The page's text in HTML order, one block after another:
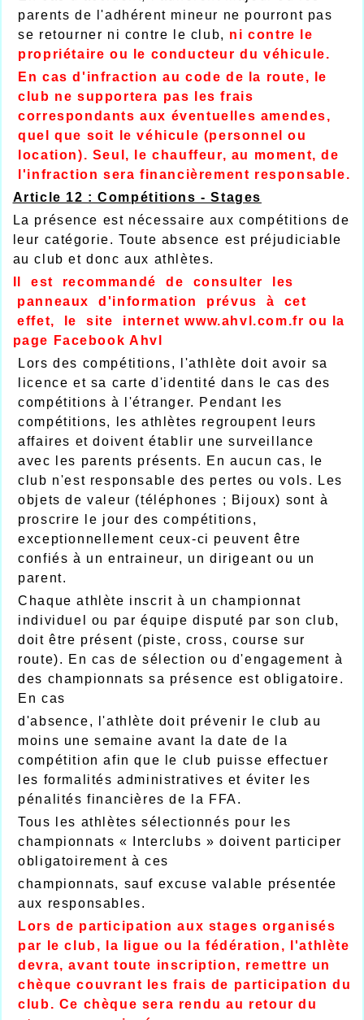
parents de l'adhérent mineur ne pourront pas
se retourner ni contre le club, ni contre le
propriétaire ou le conducteur du véhicule.
En cas d'infraction au code de la route, le
club ne supportera pas les frais
correspondants aux éventuelles amendes,
quel que soit le véhicule (personnel ou
location). Seul, le chauffeur, au moment, de
l'infraction sera financièrement responsable.
Article 12 : Compétitions - Stages
La présence est nécessaire aux compétitions de
leur catégorie. Toute absence est préjudiciable
au club et donc aux athlètes.
Il est recommandé de consulter les
panneaux d'information prévus à cet
effet, le site internetwww.ahvl.com.fr ou
la
page Facebook Ahvl
Lors des compétitions, l'athlète doit avoir sa
licence et sa carte d'identité dans le cas des
compétitions à l'étranger. Pendant les
compétitions, les athlètes regroupent leurs
affaires et doivent établir une surveillance
avec les parents présents. En aucun cas, le
club n'est responsable des pertes ou vols. Les
objets de valeur (téléphones ; Bijoux) sont à
proscrire le jour des compétitions,
exceptionnellement ceux-ci peuvent être
confiés à un entraineur, un dirigeant ou un
parent.
Chaque athlète inscrit à un championnat
individuel ou par équipe disputé par son club,
doit être présent (piste, cross, course sur
route). En cas de sélection ou d'engagement à
des championnats sa présence est obligatoire.
En cas
d'absence, l'athlète doit prévenir le club au
moins une semaine avant la date de la
compétition afin que le club puisse effectuer
les formalités administratives et éviter les
pénalités financières de la FFA.
Tous les athlètes sélectionnés pour les
championnats « Interclubs » doivent participer
obligatoirement à ces
championnats, sauf excuse valable présentée
aux responsables.
Lors de participation aux stages organisés
par le club, la ligue ou la fédération, l'athlète
devra, avant toute inscription, remettre un
chèque couvrant les frais de participation du
club. Ce chèque sera rendu au retour du